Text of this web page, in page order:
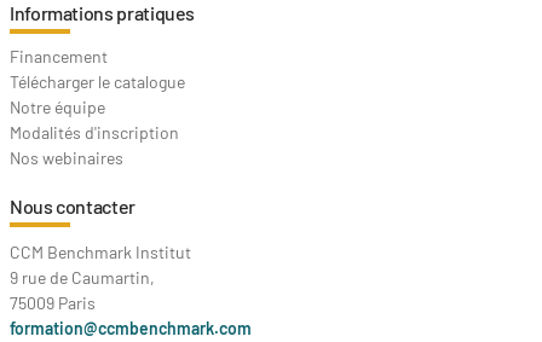
Informations pratiques
Financement
Télécharger le catalogue
Notre équipe
Modalités d'inscription
Nos webinaires
Nous contacter
CCM Benchmark Institut
9 rue de Caumartin,
75009 Paris
formation@ccmbenchmark.com